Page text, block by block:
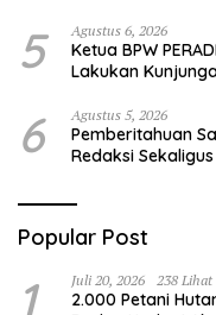
5 Agustus 6, 2026
Ketua BPW
Lakukan
6 Agustus 5, 2026
Pemberitahuan
Redaksi
Popular Post
1 Juli 20, 2026 238 Lihat
2.000 Petani